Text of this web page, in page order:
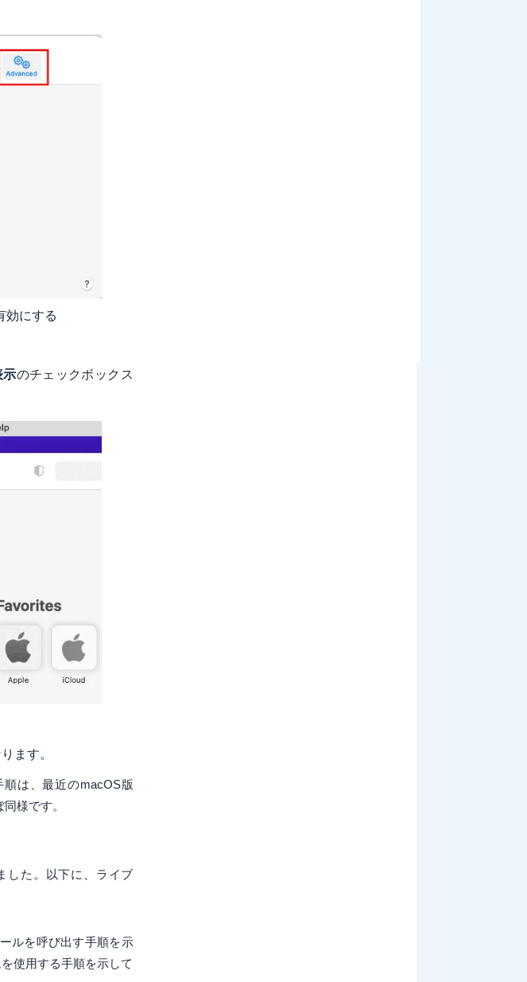
効にする
示のチェックボックス
ます。
順は、最近のmacOS版
様です。
した。以下に、ライブ
ルを呼び出す手順を示
使用する手順を示して